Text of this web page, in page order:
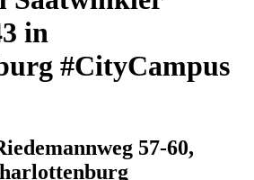
in
#CityCampus
57-60,